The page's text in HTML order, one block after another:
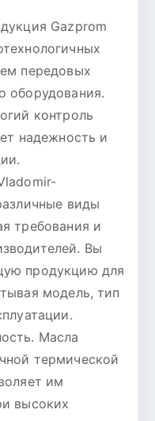
Gazprom
передовых
оборудования.
контроль
надежность и
виды
требования и
Вы
продукцию для
модель, тип
Масла
термической
им
высоких